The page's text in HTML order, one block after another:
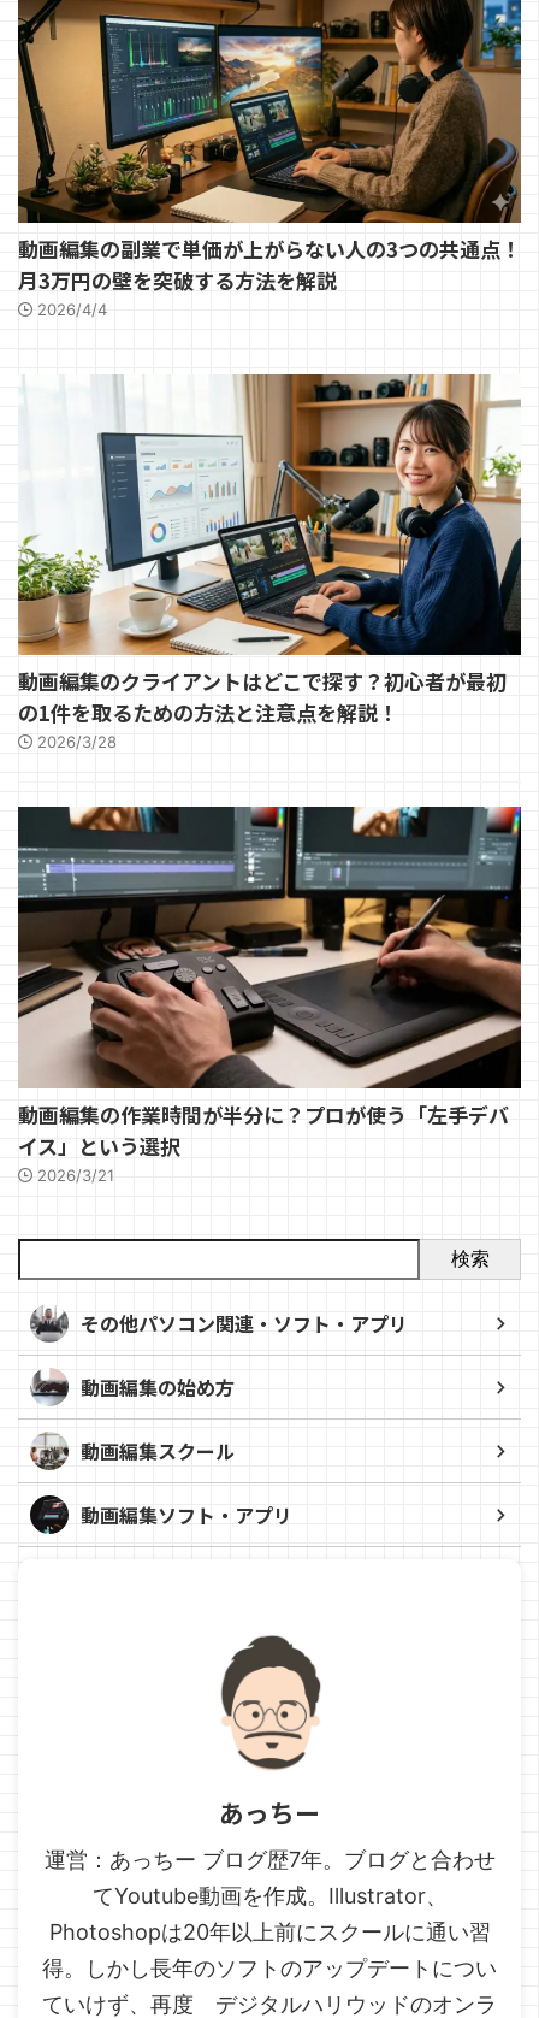
動画編集の副業で単価が上がらない人の3つの共通点！
月3万円の壁を突破する方法を解説
2026/4/4
動画編集のクライアントはどこで探す？初心者が最初
の1件を取るための方法と注意点を解説！
2026/3/28
動画編集の作業時間が半分に？プロが使う「左手デバ
イス」という選択
2026/3/21
検索
その他パソコン関連・ソフト・アプリ
動画編集の始め方
動画編集スクール
動画編集ソフト・アプリ
あっちー
運営：あっちー ブログ歴7年。ブログと合わせ
てYoutube動画を作成。Illustrator、
Photoshopは20年以上前にスクールに通い習
得。しかし長年のソフトのアップデートについ
ていけず、再度 デジタルハリウッドのオンラ